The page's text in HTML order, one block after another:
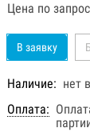
Цена по
В заявку
Наличие: нет
Оплата: